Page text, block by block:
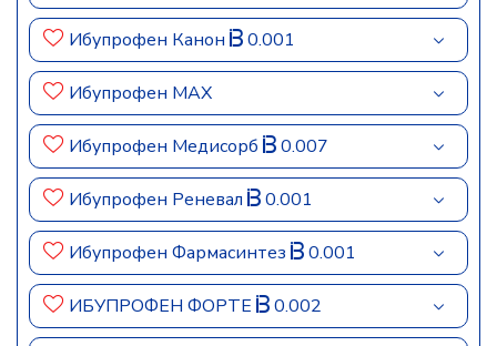
Ибупрофен Канон 0.001
Ибупрофен МАХ
Ибупрофен Медисорб 0.007
Ибупрофен Реневал 0.001
Ибупрофен Фармасинтез 0.001
ИБУПРОФЕН ФОРТЕ 0.002